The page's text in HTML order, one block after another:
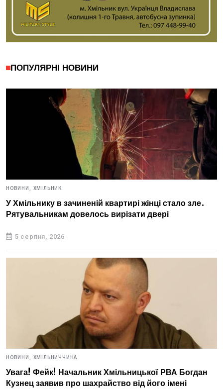
ПОПУЛЯРНІ НОВИНИ
НОВИНИ, ХМІЛЬНИК
У Хмільнику в зачиненій квартирі жінці стало зле.
Рятувальникам довелось вирізати двері
5 серпня, 2026
НОВИНИ, ХМІЛЬНИЧЧИНА
Увага! Фейк! Начальник Хмільницької РВА Богдан
Кузнец заявив про шахрайство від його імені